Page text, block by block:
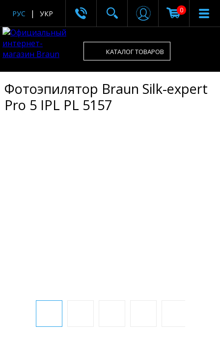
0
РУС УКР
КАТАЛОГ ТОВАРОВ
Фотоэпилятор Braun Silk-expert
Pro 5 IPL PL 5157